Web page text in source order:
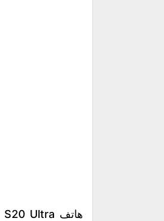
هاتف S20 Ultra الجديد ، يعد هاتف